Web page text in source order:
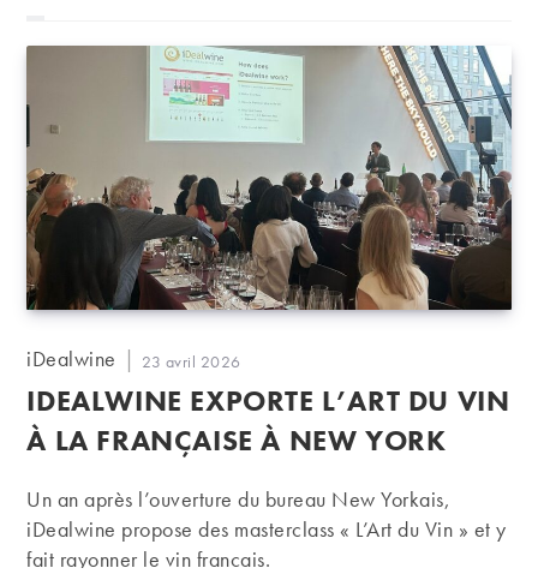
Auteur/autrice
publication :
iDealwine
Publication
publiée :
23 avril 2026
IDEALWINE EXPORTE L’ART DU VIN
À LA FRANÇAISE À NEW YORK
Un an après l’ouverture du bureau New Yorkais,
iDealwine propose des masterclass « L’Art du Vin » et y
fait rayonner le vin français.